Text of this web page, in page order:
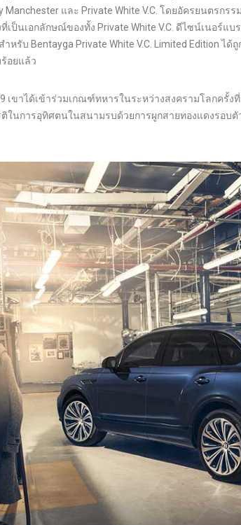
Manchester และ Private White V.C. โดยอัครยนตรก
ป็นเอกลักษณ์ของทั้ง Private White V.C. ดีไซน์เนอร์แ
รับ Bentayga Private White V.C. Limited Edition ไ
อยแล้ว
เขาได้เข้าร่วมเกณฑ์ทหารในระหว่างสงครามโลกครั้
ติในการอุทิศตนในสนามรบด้วยการผูกสายทองแดงรอ